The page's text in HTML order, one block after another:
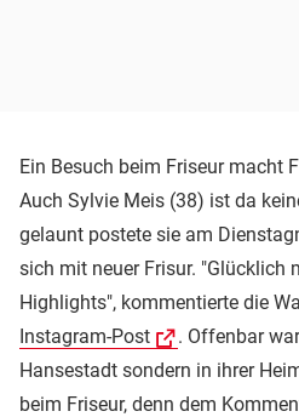
Ein Besuch beim Friseur macht
Auch Sylvie Meis (38) ist da
gelaunt postete sie am
sich mit neuer Frisur. "Glücklich
Highlights", kommentierte die
Instagram-Post
. Offenbar
Hansestadt sondern in ihrer
beim Friseur, denn dem